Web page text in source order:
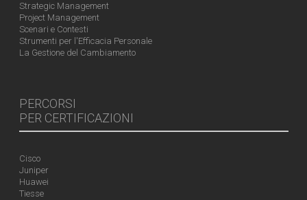
Strategic Management
Project Management
Scenari e Contesti
Strumenti per l'Efficacia Personale
La Gestione del Cambiamento
PERCORSI
PER CERTIFICAZIONI
Cisco
Juniper
Huawei
Tiesse